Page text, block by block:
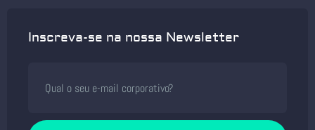
Inscreva-se na nossa Newsletter